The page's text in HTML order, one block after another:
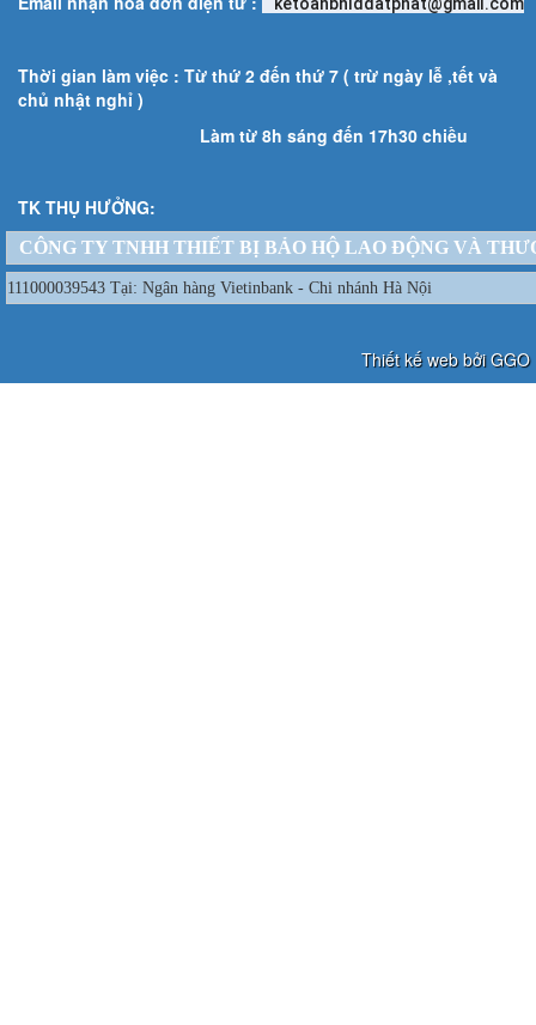
Thời gian làm việc : Từ thứ 2 đến thứ 7 ( trừ ngày lễ ,tết và
chủ nhật nghỉ )
Làm từ 8h sáng đến 17h30 chiều
TK THỤ HƯỞNG:
CÔNG TY TNHH THIẾT BỊ BẢO HỘ LAO ĐỘNG VÀ
111000039543 Tại: Ngân hàng Vietinbank - Chi nhánh Hà Nội
Thiết kế web bởi GGO